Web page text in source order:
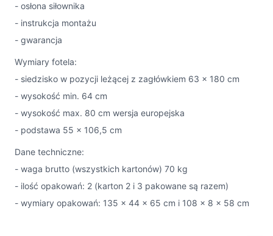
- osłona siłownika
- instrukcja montażu
- gwarancja
Wymiary fotela:
- siedzisko w pozycji leżącej z zagłówkiem 63 x 180 cm
- wysokość min. 64 cm
- wysokość max. 80 cm wersja europejska
- podstawa 55 x 106,5 cm
Dane techniczne:
- waga brutto (wszystkich kartonów) 70 kg
- ilość opakowań: 2 (karton 2 i 3 pakowane są razem)
- wymiary opakowań: 135 x 44 x 65 cm i 108 x 8 x 58 cm